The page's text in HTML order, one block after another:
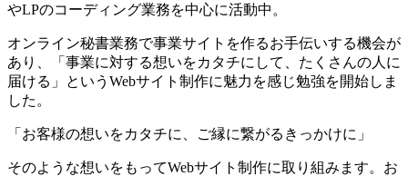
やLPのコーディング業務を中心に活動中。
オンライン秘書業務で事業サイトを作るお手伝いする機会が
あり、「事業に対する想いをカタチにして、たくさんの人に
届ける」というWebサイト制作に魅力を感じ勉強を開始しま
した。
「お客様の想いをカタチに、ご縁に繋がるきっかけに」
そのような想いをもってWebサイト制作に取り組みます。お